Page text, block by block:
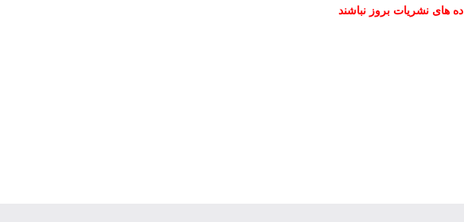
های نشریات بروز نباشند